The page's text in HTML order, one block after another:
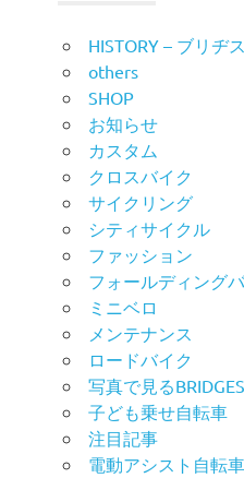
HISTORY – ブリヂ
others
SHOP
お知らせ
カスタム
クロスバイク
サイクリング
シティサイクル
ファッション
フォールディング
ミニベロ
メンテナンス
ロードバイク
写真で見る
子ども乗せ自転車
注目記事
電動アシスト自転車